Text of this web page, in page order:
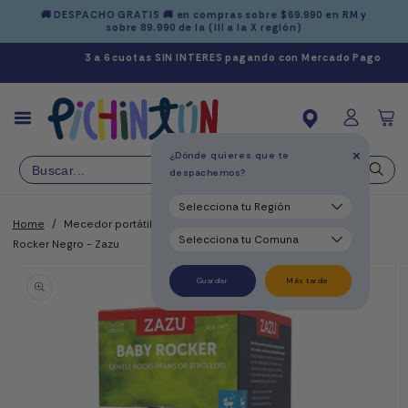
directamente
🚚 DESPACHO GRATIS 🚚 en compras sobre $69.990 en RM y
sobre 89.990 de la (III a la X región)
3 a 6 cuotas SIN INTERES pagando con Mercado Pago
¿Dónde quieres que te
despachemos?
+
Guardar Más tarde
Home / Mecedor portátil para coches con sensor de llanto Baby
Rocker Negro - Zazu
Ir
información